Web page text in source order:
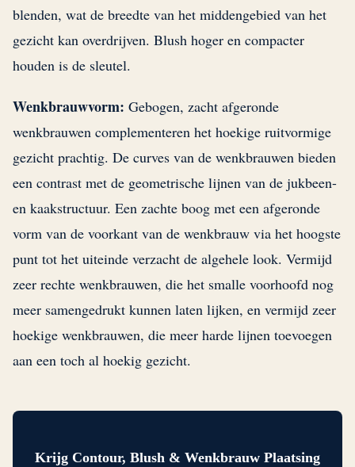
blenden, wat de breedte van het middengebied van het
gezicht kan overdrijven. Blush hoger en compacter
houden is de sleutel.
Wenkbrauwvorm: Gebogen, zacht afgeronde
wenkbrauwen complementeren het hoekige ruitvormige
gezicht prachtig. De curves van de wenkbrauwen bieden
een contrast met de geometrische lijnen van de jukbeen-
en kaakstructuur. Een zachte boog met een afgeronde
vorm van de voorkant van de wenkbrauw via het hoogste
punt tot het uiteinde verzacht de algehele look. Vermijd
zeer rechte wenkbrauwen, die het smalle voorhoofd nog
meer samengedrukt kunnen laten lijken, en vermijd zeer
hoekige wenkbrauwen, die meer harde lijnen toevoegen
aan een toch al hoekig gezicht.
Krijg Contour, Blush & Wenkbrauw Plaatsing